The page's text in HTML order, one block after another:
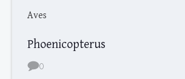
Aves
Phoenicopterus
0